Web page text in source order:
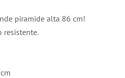
piramide alta 86 cm!
resistente.